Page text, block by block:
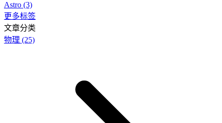
Astro (3)
更多标签
文章分类
物理 (25)